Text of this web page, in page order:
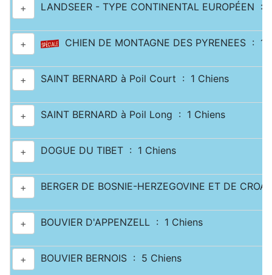
+ LANDSEER - TYPE CONTINENTAL EUROPÉEN :
+ CHIEN DE MONTAGNE DES PYRENEES :
+ SAINT BERNARD à Poil Court : 1 Chiens
+ SAINT BERNARD à Poil Long : 1 Chiens
+ DOGUE DU TIBET : 1 Chiens
+ BERGER DE BOSNIE-HERZEGOVINE ET DE
+ BOUVIER D'APPENZELL : 1 Chiens
+ BOUVIER BERNOIS : 5 Chiens